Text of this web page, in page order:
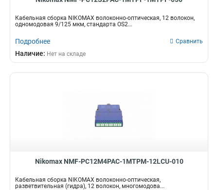
Кабельная сборка NIKOMAX волоконно-оптическая, 12 волокон,
одномодовая 9/125 мкм, стандарта OS2...
Подробнее Сравнить
Наличие: Нет на складе
Nikomax NMF-PC12M4PAC-1MTPM-12LCU-010
Кабельная сборка NIKOMAX волоконно-оптическая,
разветвительная (гидра), 12 волокон, многомодова...